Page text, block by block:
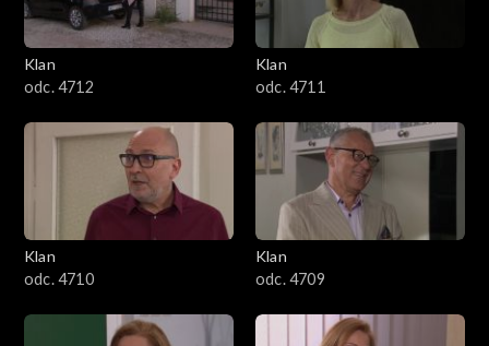
2001–2100
1901–2000
1801–1900
1701–1800
1601–1700
1501–1600
Klan
odc. 4712
Klan
odc. 4711
Klan
odc. 4710
Klan
odc. 4709